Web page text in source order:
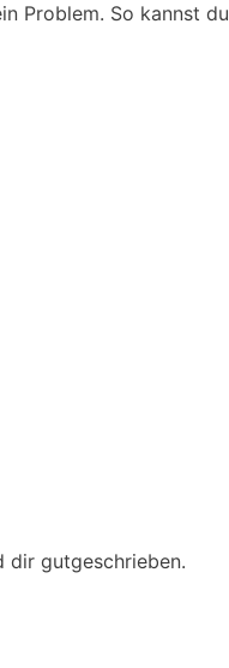
Problem. So kannst du
dir gutgeschrieben.